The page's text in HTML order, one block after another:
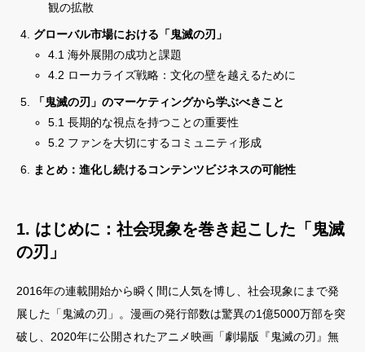
観の拡散
グローバル市場における「鬼滅の刃」
4.1 海外展開の成功と課題
4.2 ローカライズ戦略：文化の壁を越えるために
「鬼滅の刃」のマーケティングから学ぶべきこと
5.1 長期的な視点を持つことの重要性
5.2 ファンを大切にするコミュニティ形成
まとめ：進化し続けるコンテンツビジネスの可能性
1. はじめに：社会現象を巻き起こした「鬼滅
の刃」
2016年の連載開始から瞬く間に人気を博し、社会現象にまで発
展した「鬼滅の刃」。漫画の発行部数は驚異の1億5000万部を突
破し、2020年に公開されたアニメ映画「劇場版『鬼滅の刃』無